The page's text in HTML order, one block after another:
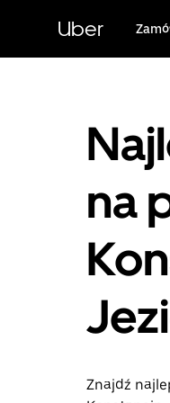
zawartości
Uber
na
Znajdź